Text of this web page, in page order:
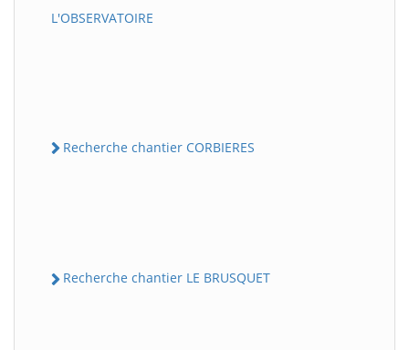
L'OBSERVATOIRE
Recherche chantier CORBIERES
Recherche chantier LE BRUSQUET